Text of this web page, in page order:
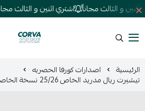
و الثالث مجاناً اشتري اثنين و الثالث مجاناً
كورفا ستور
الرئيسية اصدارات كورفا الحصريه
تيشيرت ريال مدريد الخاص 25/26 نسخة الخاصة